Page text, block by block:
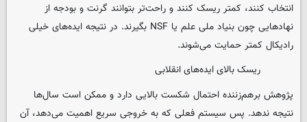
انتخاب کنند، کمتر ریسک کنند و راحت‌تر بتوانند گرنت و بودجه از
نهادهایی چون بنیاد ملی علم یا NSF بگیرند. در نتیجه ایده‌های خیلی
رادیکال کمتر حمایت می‌شوند.
ریسک بالای ایده‌های انقلابی
پژوهش برهم‌زننده احتمال شکست بالایی دارد و ممکن است سال‌ها
نتیجه ندهد. پس سیستم فعلی که به خروجی سریع اهمیت می‌دهد، آن